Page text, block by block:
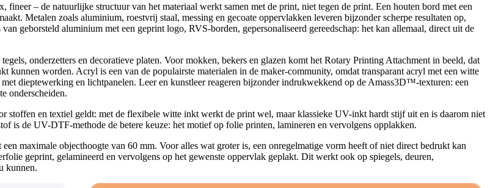
– de natuurlijke structuur van het materiaal werkt samen met de print, niet tegen de print. Een houten bord met een
Metalen zoals aluminium, roestvrij staal, messing en gecoate oppervlakken leveren bijzonder scherpe resultaten op,
geborsteld aluminium met een geprint logo, RVS-borden, gepersonaliseerd gereedschap: het kan allemaal, direct uit de
onderzetters en decoratieve platen. Voor mokken, bekers en glazen komt het Rotary Printing Attachment in beeld, dat
worden. Acryl is een van de populairste materialen in de maker-community, omdat transparant acryl met een witte
dieptewerking en lichtpanelen. Leer en kunstleer reageren bijzonder indrukwekkend op de Amass3D™-texturen: een
onderscheiden.
stoffen en textiel geldt: met de flexibele witte inkt werkt de print wel, maar klassieke UV-inkt hardt stijf uit en is daarom niet
is de UV-DTF-methode de betere keuze: het motief op folie printen, lamineren en vervolgens opplakken.
maximale objecthoogte van 60 mm. Voor alles wat groter is, een onregelmatige vorm heeft of niet direct bedrukt kan
geprint, gelamineerd en vervolgens op het gewenste oppervlak geplakt. Dit werkt ook op spiegels, deuren,
kunnen.